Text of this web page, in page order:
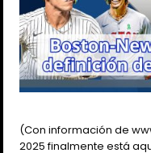
(Con información de
2025 finalmente está